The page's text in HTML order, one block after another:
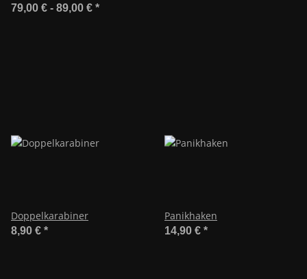
79,00 € - 89,00 € *
Doppelkarabiner
8,90 € *
Panikhaken
14,90 € *